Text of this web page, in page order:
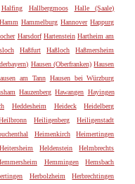
Halfing Hallbergmoos
Halle (Saale)
Hamm Hammelburg Hannover Happurg
Harsdorf Hartenstein Hartheim am
Haßfurt Haßloch
Haßmersheim
Hausen (Oberfranken) Hausen
am Tann Hausen bei Würzburg
Hauzenberg Hawangen Hayingen
Heddesheim Heideck
Heidelberg
Heiligenberg
Heiligenstadt
Heimenkirch
Heimertingen
Heitersheim Heldenstein
Helmbrechts
Hemmingen
Hemsbach
Herbolzheim
Herbrechtingen